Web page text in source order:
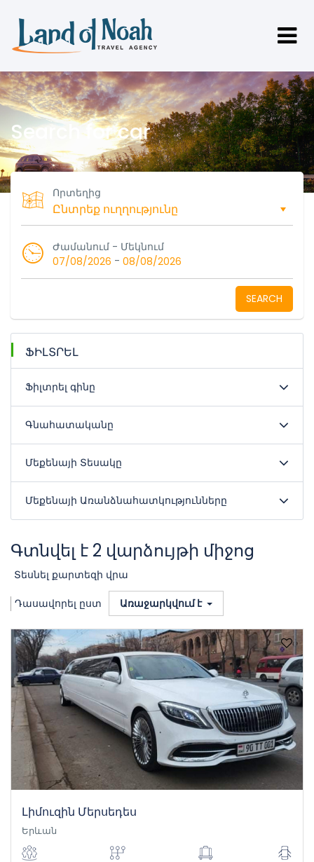
Search for car
Որտեղից
Ժամանում - Մեկնում
07/08/2026 - 08/08/2026
SEARCH
ՖԻԼՏՐԵԼ
Ֆիլտրել գինը
Գնահատականը
Մեքենայի Տեսակը
Մեքենայի Առանձնահատկությունները
Գտնվել է 2 վարձույթի միջոց
Տեսնել քարտեզի վրա
Դասավորել ըստ Առաջարկվում է
Լիմուզին Մերսեդես
Երևան